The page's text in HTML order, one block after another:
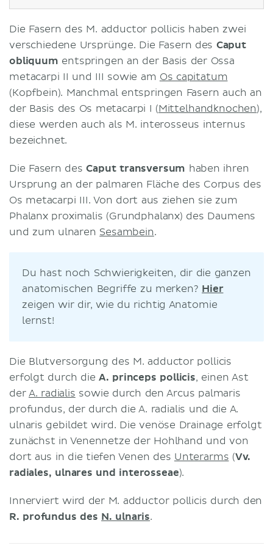
Die Fasern des M. adductor pollicis haben zwei
verschiedene Ursprünge. Die Fasern des Caput
obliquum entspringen an der Basis der Ossa
metacarpi II und III sowie am Os capitatum
(Kopfbein). Manchmal entspringen Fasern auch an
der Basis des Os metacarpi I (Mittelhandknochen),
diese werden auch als M. interosseus internus
bezeichnet.
Die Fasern desCaput transversum haben ihren
Ursprung an der palmaren Fläche des Corpus des
Os metacarpi III. Von dort aus ziehen sie zum
Phalanx proximalis (Grundphalanx) des Daumens
und zum ulnaren Sesambein.
Du hast noch Schwierigkeiten, dir die ganzen
anatomischen Begriffe zu merken? Hier
zeigen wir dir, wie du richtig Anatomie
lernst!
Die Blutversorgung des M. adductor pollicis
erfolgt durch die A. princeps pollicis, einen Ast
der A. radialis sowie durch den Arcus palmaris
profundus, der durch die A. radialis und die A.
ulnaris gebildet wird. Die venöse Drainage erfolgt
zunächst in Venennetze der Hohlhand und von
dort aus in die tiefen Venen des Unterarms (Vv.
radiales, ulnares und interosseae).
Innerviert wird der M. adductor pollicis durch den
R. profundus des N. ulnaris.